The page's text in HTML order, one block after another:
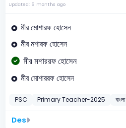
Updated: 6 months ago
মীর মোশারফ হোসেন
মীর মশারফ হোসেন
মীর মশাররফ হোসেন
মীর মোশাররফ হোসেন
PSC Primary Teacher-2025 বাংলা
Des